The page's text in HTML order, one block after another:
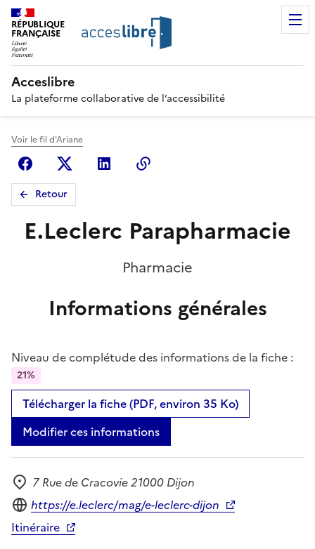
RÉPUBLIQUE
FRANÇAISE
Acceslibre
La plateforme collaborative de l’accessibilité
Voir le fil d'Ariane
FacebookX (anciennement Twitter)
Linkedin
Retour
E.Leclerc Parapharmacie
Pharmacie
Informations générales
Niveau de complétude des informations de la fiche :
21%
Télécharger la fiche (PDF, environ 35 Ko)
Modifier ces informations
Adresse
7 Rue de Cracovie 21000 Dijon
Site internet
https://e.leclerc/mag/e-leclerc-dijon
Itinéraire